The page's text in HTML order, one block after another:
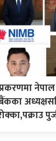
नेपाल
बैंकका